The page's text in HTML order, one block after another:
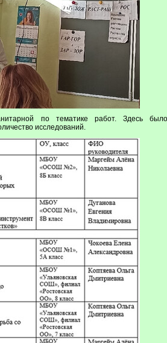
по тематике работ. Здесь было
исследований.